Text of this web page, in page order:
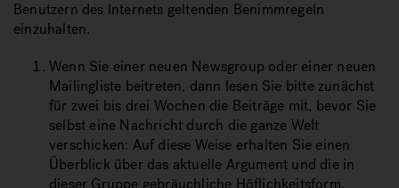
Benutzern des Internets geltenden Benimmregeln
einzuhalten.
Wenn Sie einer neuen Newsgroup oder einer neuen
Mailingliste beitreten, dann lesen Sie bitte zunächst
für zwei bis drei Wochen die Beiträge mit, bevor Sie
selbst eine Nachricht durch die ganze Welt
verschicken: Auf diese Weise erhalten Sie einen
Überblick über das aktuelle Argument und die in
dieser Gruppe gebräuchliche Höflichkeitsform.